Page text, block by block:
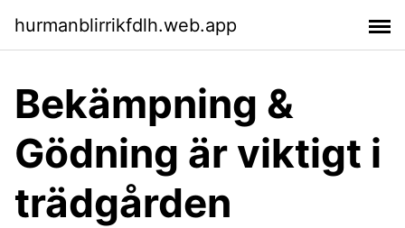
hurmanblirrikfdlh.web.app
Bekämpning &
Gödning är viktigt i
trädgården